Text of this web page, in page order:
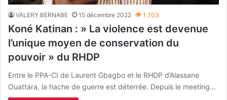
VALERY BERNABE 15 décembre 2022 1 703
Koné Katinan : » La violence est devenue
l’unique moyen de conservation du
pouvoir » du RHDP
Entre le PPA-CI de Laurent Gbagbo et le RHDP d’Alassane
Ouattara, la hache de guerre est déterrée. Depuis le meeting…